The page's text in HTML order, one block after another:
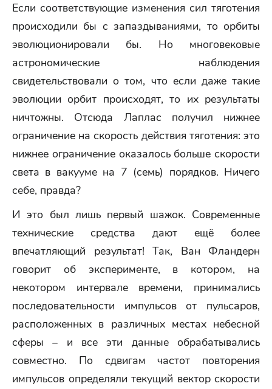
Если соответствующие изменения сил тяготения
происходили бы с запаздываниями, то орбиты
эволюционировали бы. Но многовековые
астрономические наблюдения
свидетельствовали о том, что если даже такие
эволюции орбит происходят, то их результаты
ничтожны. Отсюда Лаплас получил нижнее
ограничение на скорость действия тяготения: это
нижнее ограничение оказалось больше скорости
света в вакууме на 7 (семь) порядков. Ничего
себе, правда?
И это был лишь первый шажок. Современные
технические средства дают ещё более
впечатляющий результат! Так, Ван Фландерн
говорит об эксперименте, в котором, на
некотором интервале времени, принимались
последовательности импульсов от пульсаров,
расположенных в различных местах небесной
сферы – и все эти данные обрабатывались
совместно. По сдвигам частот повторения
импульсов определяли текущий вектор скорости